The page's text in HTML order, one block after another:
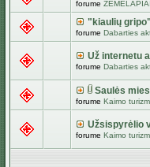
forume ŽEMĖLAPIAI
"kiaulių
forume Dabarties
Už internetu
forume Dabarties
Saulės
forume Kaimo
Užsispyrėlio
forume Kaimo